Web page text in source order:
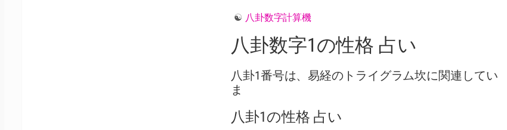
☯ 八卦数字計算機
八卦数字1の性格 占い
八卦1番号は、易経のトライグラム坎に関連してい
ま
八卦1の性格 占い